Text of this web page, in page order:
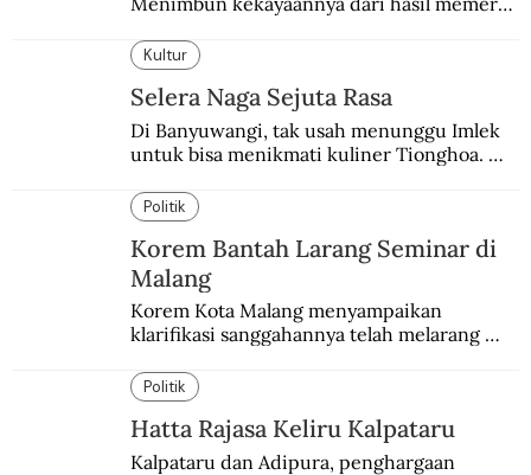
Kultur
Selera Naga Sejuta Rasa
Di Banyuwangi, tak usah menunggu Imlek
untuk bisa menikmati kuliner Tionghoa.
pekan.
Politik
Korem Bantah Larang Seminar di
Malang
Korem Kota Malang menyampaikan
klarifikasi sanggahannya telah melarang
Malang.
Politik
Hatta Rajasa Keliru Kalpataru
Kalpataru dan Adipura, penghargaan